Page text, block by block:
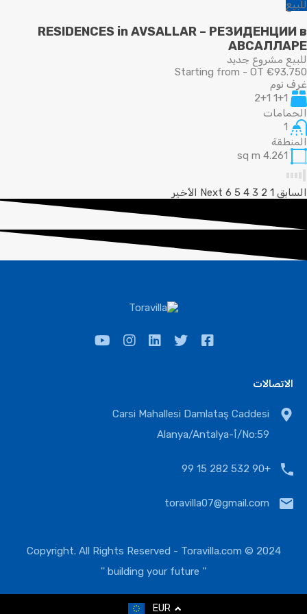
للبيع
RESIDENCES in AVSALLAR – РЕЗИДЕНЦИИ в
АВСАЛЛАРЕ
للبيع مشروع جديد
Starting from - OT €93.750
غرف نوم
1+1 2+1
الحمامات
1
المنطقة
4.261
sq m
السابق 1
2
3
4
5
6
Next الأخير
الاتصالات
Carsi Mahallesi Damlataş Caddesi
No:59/أ-Alanya/Antalya
+90 532 282 15 99
toravilla07@gmail.com
2024 © Copyright. All Rights Reserved -
Toravilla.com
'' building your future ''
EUR